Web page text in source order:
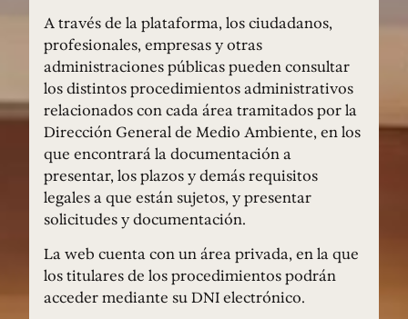
A través de la plataforma, los ciudadanos,
profesionales, empresas y otras
administraciones públicas pueden consultar
los distintos procedimientos administrativos
relacionados con cada área tramitados por la
Dirección General de Medio Ambiente, en los
que encontrará la documentación a
presentar, los plazos y demás requisitos
legales a que están sujetos, y presentar
solicitudes y documentación.
La web cuenta con un área privada, en la que
los titulares de los procedimientos podrán
acceder mediante su DNI electrónico.